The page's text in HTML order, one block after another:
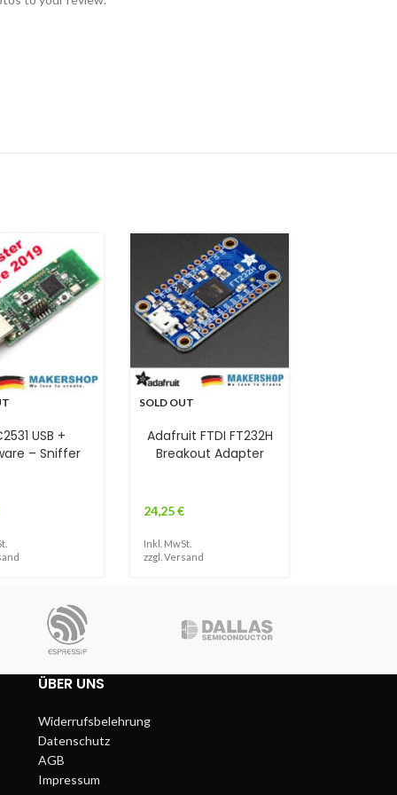
USB +
– Sniffer
SOLD OUT
Adafruit FTDI FT232H
Breakout Adapter
24,25€
Inkl. MwSt.
zzgl.Versand
ÜBER UNS
Widerrufsbelehrung
Datenschutz
AGB
Impressum